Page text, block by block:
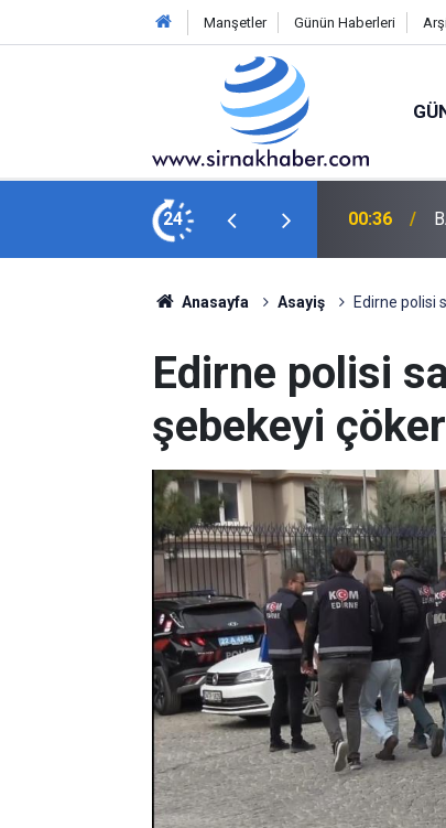
Manşetler Günün Haberleri
24 00:31
Anasayfa Asayiş Edirne polisi
Edirne polisi
şebekeyi